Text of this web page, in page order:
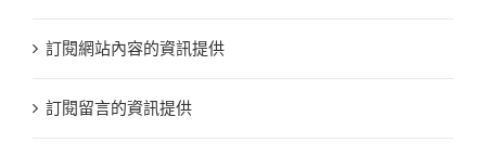
訂閱網站內容的資訊提供
訂閱留言的資訊提供